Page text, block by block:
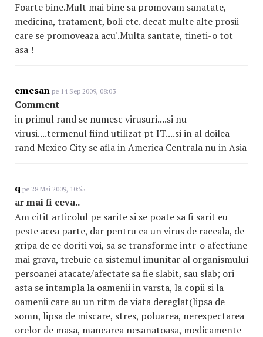
Foarte bine.Mult mai bine sa promovam sanatate,
medicina, tratament, boli etc. decat multe alte prosii
care se promoveaza acu'.Multa santate, tineti-o tot
asa !
emesan pe 14 Sep 2009, 08:03
Comment
in primul rand se numesc virusuri....si nu
virusi....termenul fiind utilizat pt IT....si in al doilea
rand Mexico City se afla in America Centrala nu in Asia
q pe 28 Mai 2009, 10:55
ar mai fi ceva..
Am citit articolul pe sarite si se poate sa fi sarit eu
peste acea parte, dar pentru ca un virus de raceala, de
gripa de ce doriti voi, sa se transforme intr-o afectiune
mai grava, trebuie ca sistemul imunitar al organismului
persoanei atacate/afectate sa fie slabit, sau slab; ori
asta se intampla la oamenii in varsta, la copii si la
oamenii care au un ritm de viata dereglat(lipsa de
somn, lipsa de miscare, stres, poluarea, nerespectarea
orelor de masa, mancarea nesanatoasa, medicamente